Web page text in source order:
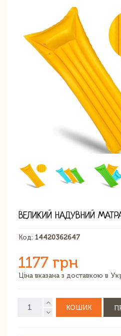
ВЕЛИКИЙ НАДУВНИЙ
Код: 14420362647
1177 грн
Ціна вказана з доставкою в
КОШИК